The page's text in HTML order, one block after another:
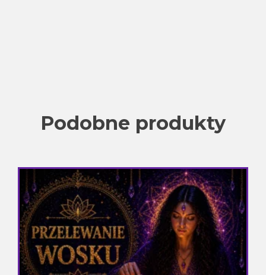
Podobne produkty